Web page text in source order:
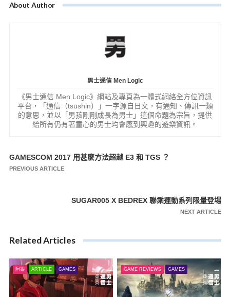
About Author
男士通信 Men Logic
《男士通信 Men Logic》網站及專頁為一體式網絡全方位資訊
平台，「通信（tsūshin）」一字源自日文，有通知、傳訊一類
的意思，並以「男孩剛剛成長為男士」這個命題為宗旨，提供
給所有仍有著童心的男士均會感到興趣的遊樂資訊。
文
GAMESCOM 2017 用甚麼方法超越 E3 和 TGS ？
PREVIOUS ARTICLE
SUGAR005 X BEDREX 聯乘運動系列限量登場
NEXT ARTICLE
Related Articles
阿銀 ARTICLE GAMES GAME REVIEWS GAMES